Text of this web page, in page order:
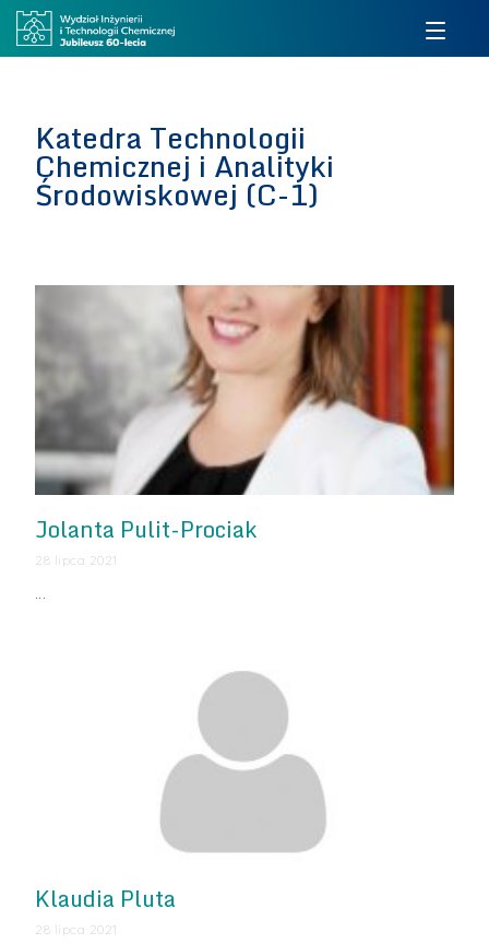
Katedra Technologii
Chemicznej i Analityki
Środowiskowej (C-1)
Jolanta Pulit-Prociak
28 lipca 2021
Klaudia Pluta
28 lipca 2021